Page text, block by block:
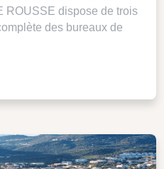
ROUSSE dispose de trois
des bureaux de